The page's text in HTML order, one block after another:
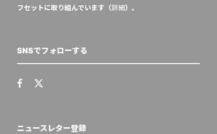
フセットに取り組んでいます（詳細）。
SNSでフォローする
ニュースレター登録